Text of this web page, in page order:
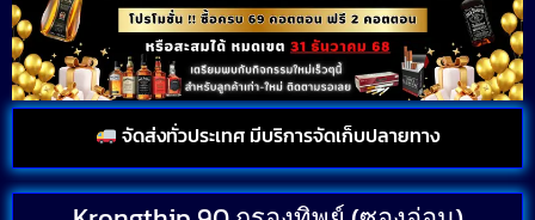
จัดส่งทั่วประเทศ มีบริการจัดเก็บปลายทาง